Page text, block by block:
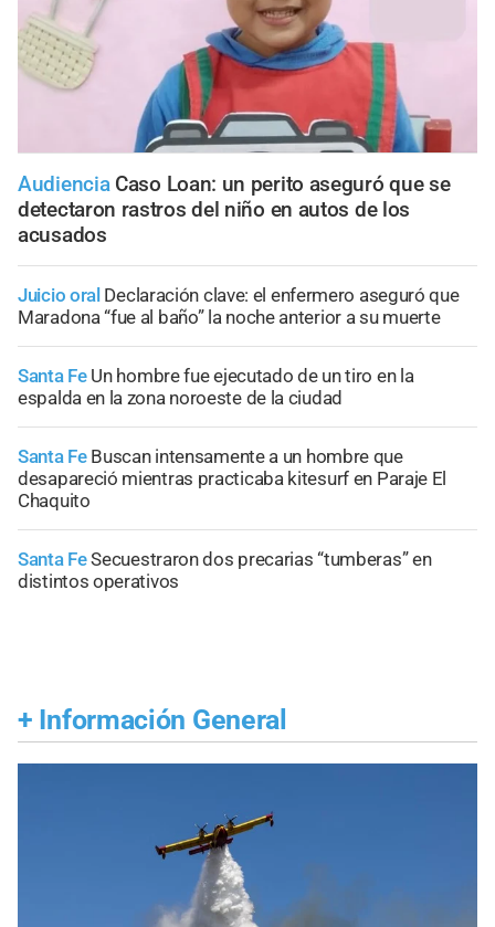
Audiencia Caso Loan: un perito aseguró que se
detectaron rastros del niño en autos de los
acusados
Juicio oral Declaración clave: el enfermero aseguró que
Maradona “fue al baño” la noche anterior a su muerte
Santa Fe Un hombre fue ejecutado de un tiro en la
espalda en la zona noroeste de la ciudad
Santa Fe Buscan intensamente a un hombre que
desapareció mientras practicaba kitesurf en Paraje El
Chaquito
Santa FeSecuestraron dos precarias “tumberas” en
distintos operativos
+ Información General